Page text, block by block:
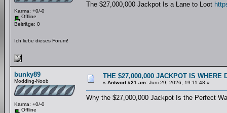
Karma: +0/-0
Offline
Beiträge: 0
Ich liebe dieses Forum!
The $27,000,000 Jackpot Is a Lane to Loot
bunky89
Modding-Noob
Karma: +0/-0
Offline
THE $27,000,000 JACKPOT IS WHERE
« Antwort #21 am: Juni 29, 2026, 19:11:48 »
Why the $27,000,000 Jackpot Is the Perfect